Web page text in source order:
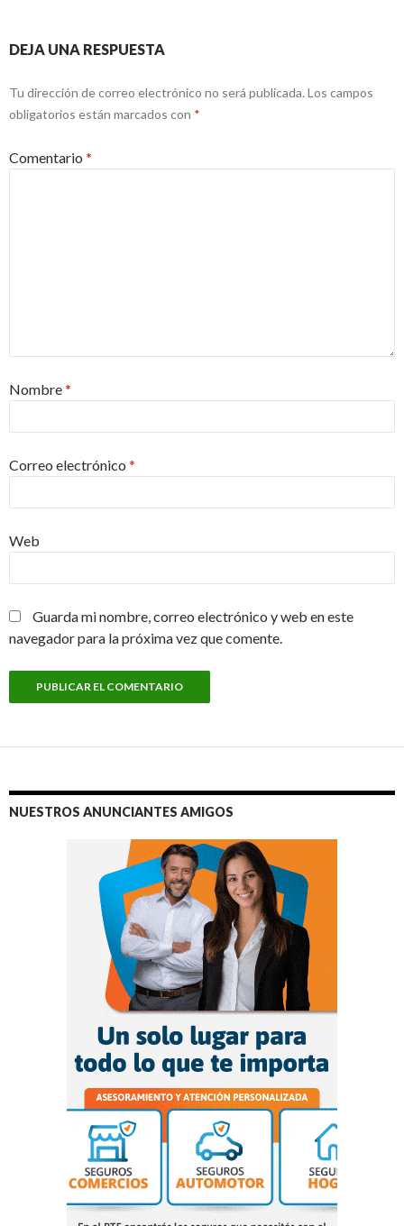
DEJA UNA RESPUESTA
Tu dirección de correo electrónico no será publicada. Los campos
obligatorios están marcados con *
Comentario *
Nombre*
Correo electrónico *
Web
Guarda mi nombre, correo electrónico y web en este
navegador para la próxima vez que comente.
NUESTROS ANUNCIANTES AMIGOS